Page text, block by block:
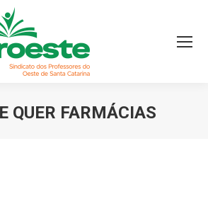
QUER FARMÁCIAS